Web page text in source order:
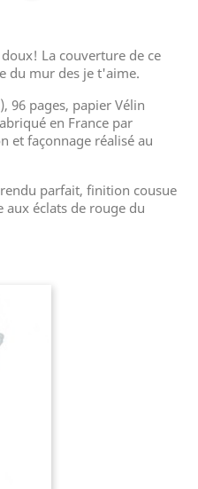
La couverture de ce
du mur des je t'aime.
96 pages, papier Vélin
en France par
et façonnage réalisé au
parfait, finition cousue
aux éclats de rouge du